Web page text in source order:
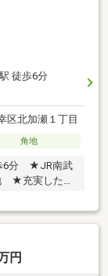
徒歩6分
区北加瀬１丁目
角地
6分 ★JR南武
★充実した周
円